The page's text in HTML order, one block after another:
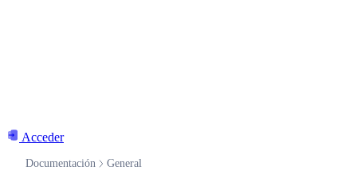
Acceder
Documentación General